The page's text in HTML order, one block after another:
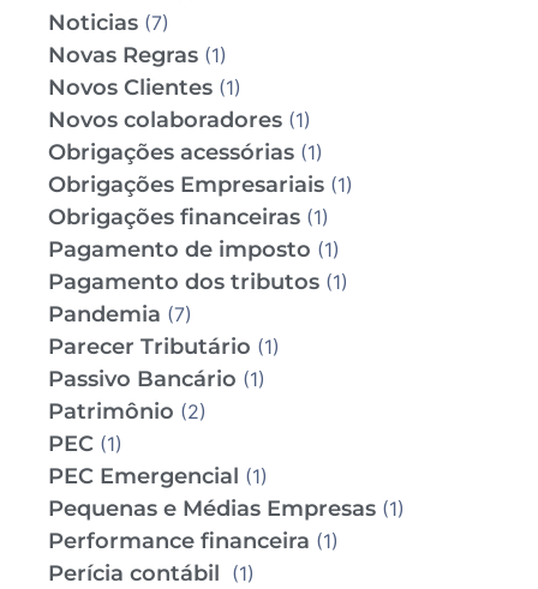
Noticias (7)
Novas Regras (1)
Novos Clientes (1)
Novos colaboradores (1)
Obrigações acessórias (1)
Obrigações Empresariais (1)
Obrigações financeiras (1)
Pagamento de imposto (1)
Pagamento dos tributos (1)
Pandemia (7)
Parecer Tributário (1)
Passivo Bancário (1)
Patrimônio (2)
PEC (1)
PEC Emergencial (1)
Pequenas e Médias Empresas (1)
Performance financeira (1)
Perícia contábil (1)